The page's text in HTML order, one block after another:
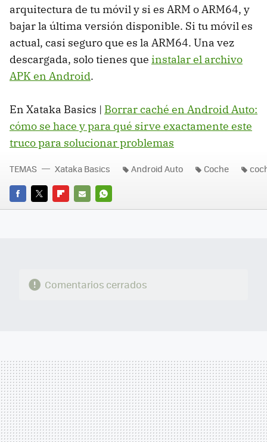
arquitectura de tu móvil y si es ARM o ARM64, y
bajar la última versión disponible. Si tu móvil es
actual, casi seguro que es la ARM64. Una vez
descargada, solo tienes que instalar el archivo
APK en Android.
En Xataka Basics | Borrar caché en Android Auto:
cómo se hace y para qué sirve exactamente este
truco para solucionar problemas
FACEBOOK
TWITTERFLIPBOARD
E-
WHATSAPP
TEMAS Xataka Basics Android Auto Coche
Comentarios cerrados